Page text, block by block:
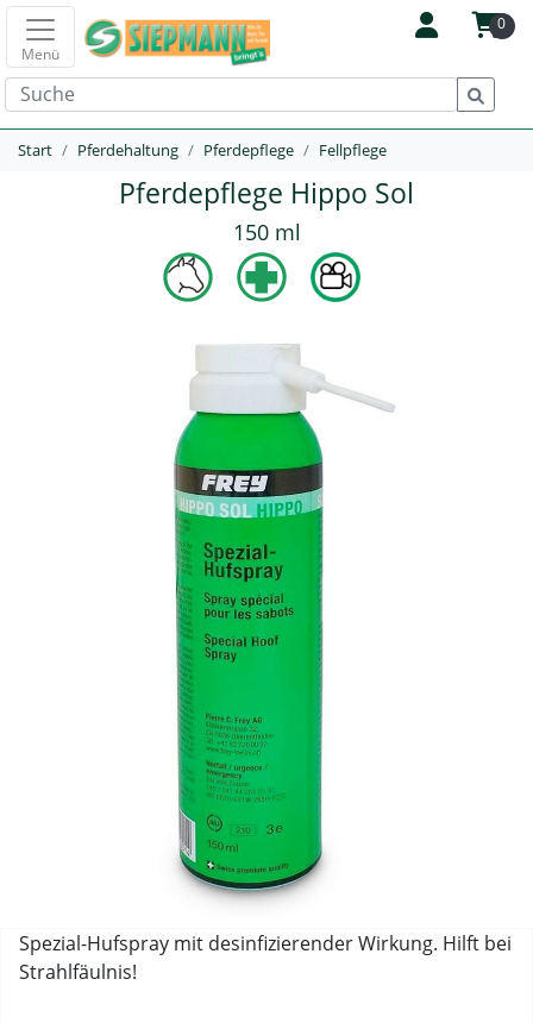
0
Menü
Start Pferdehaltung Pferdepflege Fellpflege
Pferdepflege Hippo Sol
150 ml
Spezial-Hufspray mit desinfizierender Wirkung. Hilft bei
Strahlfäulnis!